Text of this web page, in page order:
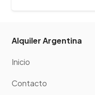
Alquiler Argentina
Inicio
Contacto